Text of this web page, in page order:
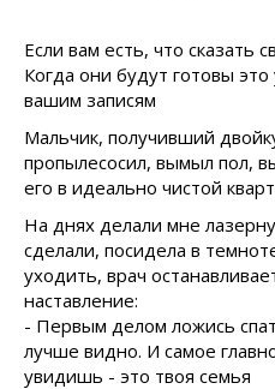
Если вам есть, что сказать
Когда они будут готовы
вашим записям
Мальчик, получивший
пропылесосил, вымыл пол,
его в идеально чистой
На днях делали мне
сделали, посидела в
уходить, врач
наставление:
- Первым делом ложись
лучше видно. И самое
увидишь - это твоя семья